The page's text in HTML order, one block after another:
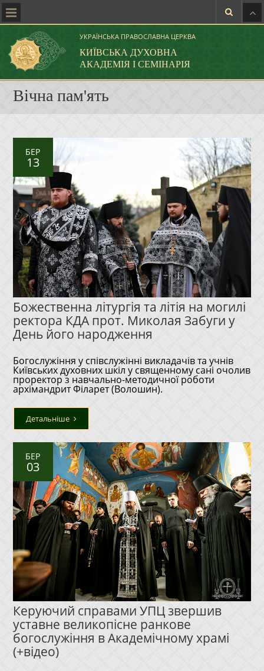
УКРАЇНСЬКА ПРАВОСЛАВНА ЦЕРКВА
КИЇВСЬКА ДУХОВНА
АКАДЕМІЯ І СЕМІНАРІЯ
Вічна пам'ять
БЕР
13
Божественна літургія та літія на могилі
ректора КДА прот. Миколая Забуги у
День його народження
Богослужіння у співслужінні викладачів та учнів
Київських духовних шкіл у священному сані очолив
проректор з навчально-методичної роботи
архімандрит Філарет (Волошин).
Детальніше
БЕР
03
Керуючий справами УПЦ звершив
уставне великопісне ранкове
богослужіння в Академічному храмі
(+відео)